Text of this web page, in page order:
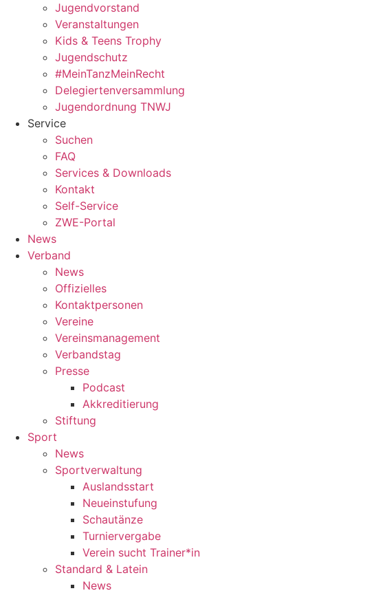
Jugendvorstand
Veranstaltungen
Kids & Teens Trophy
Jugendschutz
#MeinTanzMeinRecht
Delegiertenversammlung
Jugendordnung TNWJ
Service
Suchen
FAQ
Services & Downloads
Kontakt
Self-Service
ZWE-Portal
News
Verband
News
Offizielles
Kontaktpersonen
Vereine
Vereinsmanagement
Verbandstag
Presse
Podcast
Akkreditierung
Stiftung
Sport
News
Sportverwaltung
Auslandsstart
Neueinstufung
Schautänze
Turniervergabe
Verein sucht Trainer*in
Standard & Latein
News